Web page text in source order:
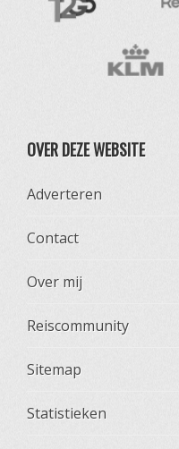
OVER DEZE WEBSITE
Adverteren
Contact
Over mij
Reiscommunity
Sitemap
Statistieken